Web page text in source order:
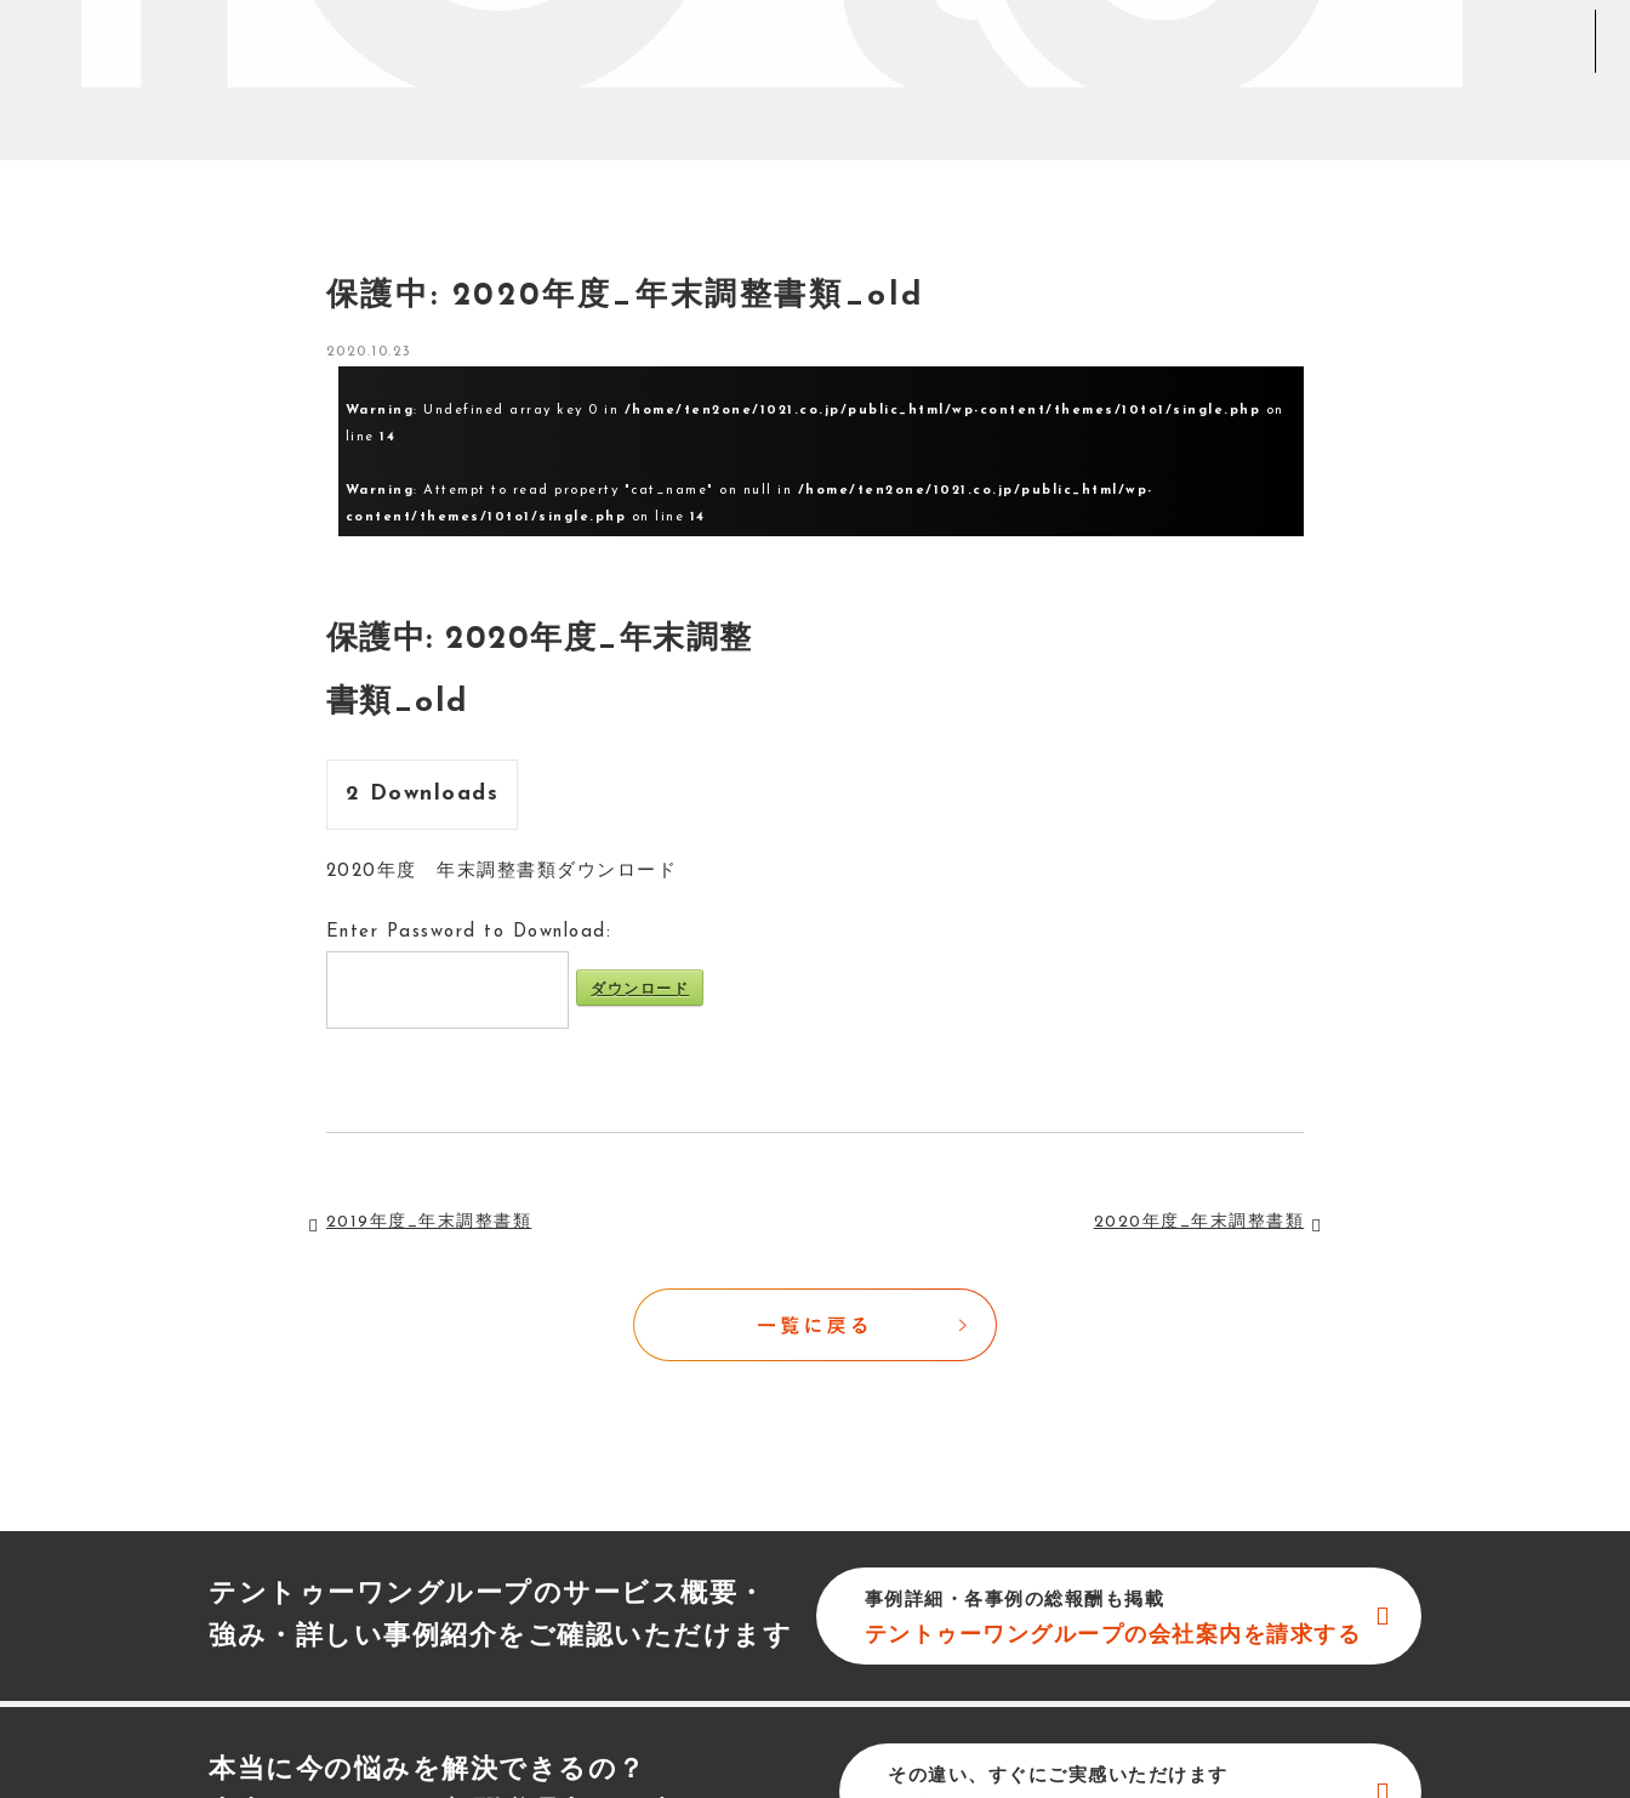
保護中: 2020年度_年末調整書類_old
2020.10.23
Warning: Undefined array key 0 in /home/ten2one/1021.co.jp/public_html/wp-content/themes/10to1/single.php
on
line14
Warning: Attempt to read property "cat_name" on null in /home/ten2one/1021.co.jp/public_html/wp-
content/themes/10to1/single.php
on line 14
保護中: 2020年度_年末調整
書類_old
2 Downloads
2020年度 年末調整書類ダウンロード
Enter Password to Download:
ダウンロード
2019年度_年末調整書類 2020年度_年末調整書類
テントゥーワングループのサービス概要・
強み・詳しい事例紹介をご確認いただけます
事例詳細・各事例の総報酬も掲載
テントゥーワングループの会社案内を請求する
本当に今の悩みを解決できるの？
その違い、すぐにご実感いただけます